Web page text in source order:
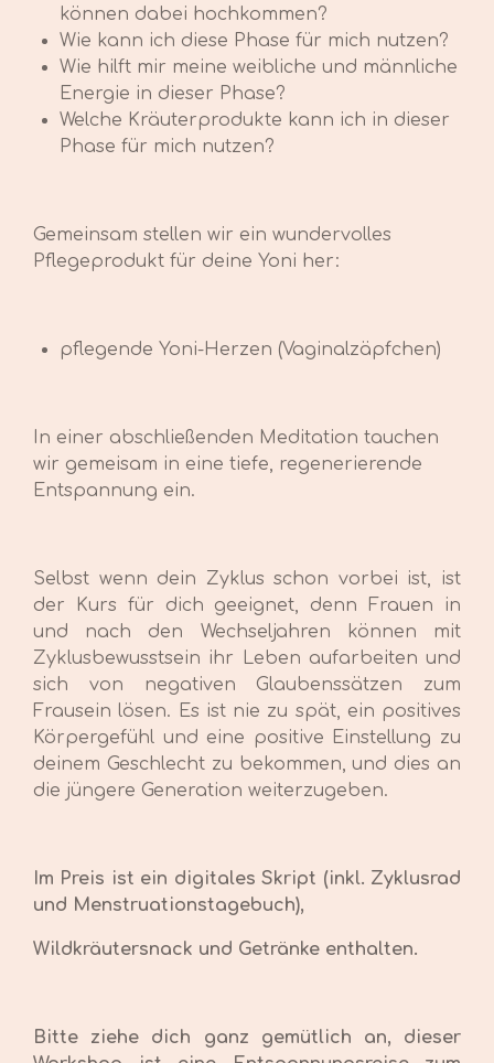
können dabei hochkommen?
Wie kann ich diese Phase für mich nutzen?
Wie hilft mir meine weibliche und männliche
Energie in dieser Phase?
Welche Kräuterprodukte kann ich in dieser
Phase für mich nutzen?
Gemeinsam stellen wir ein wundervolles
Pflegeprodukt für deine Yoni her:
pflegende Yoni-Herzen (Vaginalzäpfchen)
In einer abschließenden Meditation tauchen
wir gemeisam in eine tiefe, regenerierende
Entspannung ein.
Selbst wenn dein Zyklus schon vorbei ist, ist
der Kurs für dich geeignet, denn Frauen in
und nach den Wechseljahren können mit
Zyklusbewusstsein ihr Leben aufarbeiten und
sich von negativen Glaubenssätzen zum
Frausein lösen. Es ist nie zu spät, ein positives
Körpergefühl und eine positive Einstellung zu
deinem Geschlecht zu bekommen,und dies an
die jüngere Generation weiterzugeben.
Im Preis ist ein digitales Skript (inkl. Zyklusrad
und Menstruationstagebuch),
Wildkräutersnack und Getränke enthalten.
Bitte ziehe dich ganz gemütlich an, dieser